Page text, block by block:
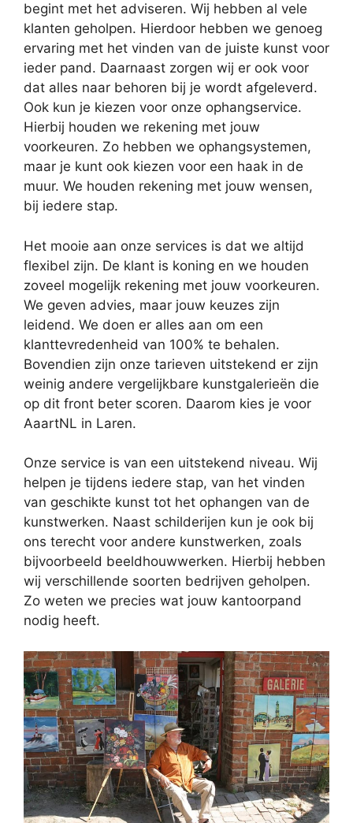
begint met het adviseren. Wij hebben al vele
klanten geholpen. Hierdoor hebben we genoeg
ervaring met het vinden van de juiste kunst voor
ieder pand. Daarnaast zorgen wij er ook voor
dat alles naar behoren bij je wordt afgeleverd.
Ook kun je kiezen voor onze ophangservice.
Hierbij houden we rekening met jouw
voorkeuren. Zo hebben we ophangsystemen,
maar je kunt ook kiezen voor een haak in de
muur. We houden rekening met jouw wensen,
bij iedere stap.
Het mooie aan onze services is dat we altijd
flexibel zijn. De klant is koning en we houden
zoveel mogelijk rekening met jouw voorkeuren.
We geven advies, maar jouw keuzes zijn
leidend. We doen er alles aan om een
klanttevredenheid van 100% te behalen.
Bovendien zijn onze tarieven uitstekend er zijn
weinig andere vergelijkbare kunstgalerieën die
op dit front beter scoren. Daarom kies je voor
AaartNL in Laren.
Onze service is van een uitstekend niveau. Wij
helpen je tijdens iedere stap, van het vinden
van geschikte kunst tot het ophangen van de
kunstwerken. Naast schilderijen kun je ook bij
ons terecht voor andere kunstwerken, zoals
bijvoorbeeld beeldhouwwerken. Hierbij hebben
wij verschillende soorten bedrijven geholpen.
Zo weten we precies wat jouw kantoorpand
nodig heeft.